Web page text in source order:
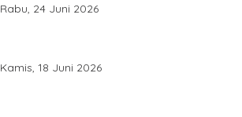
Rabu, 24 Juni 2026
Kamis, 18 Juni 2026